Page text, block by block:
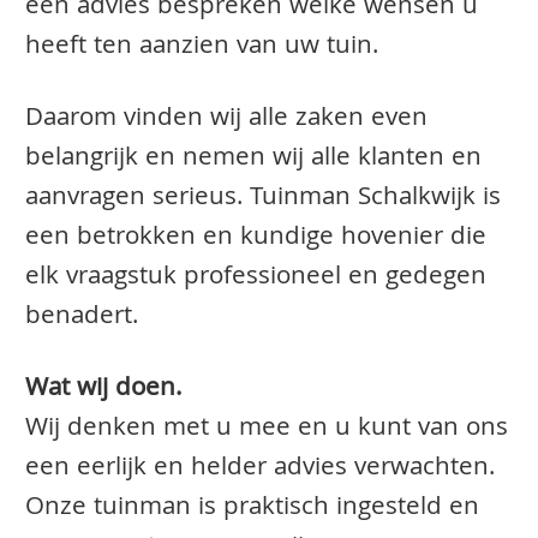
heeft ten aanzien van uw tuin.
Daarom vinden wij alle zaken even
belangrijk en nemen wij alle klanten en
aanvragen serieus. Tuinman Schalkwijk is
een betrokken en kundige hovenier die
elk vraagstuk professioneel en gedegen
benadert.
Wat wij doen.
Wij denken met u mee en u kunt van ons
een eerlijk en helder advies verwachten.
Onze tuinman is praktisch ingesteld en